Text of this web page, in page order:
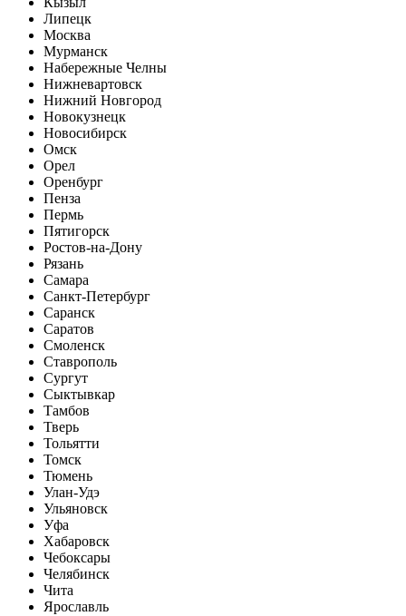
Липецк
Москва
Мурманск
Набережные Челны
Нижневартовск
Нижний Новгород
Новокузнецк
Новосибирск
Омск
Орел
Оренбург
Пенза
Пермь
Пятигорск
Ростов-на-Дону
Рязань
Самара
Санкт-Петербург
Саранск
Саратов
Смоленск
Ставрополь
Сургут
Сыктывкар
Тамбов
Тверь
Тольятти
Томск
Тюмень
Улан-Удэ
Ульяновск
Уфа
Хабаровск
Чебоксары
Челябинск
Чита
Ярославль